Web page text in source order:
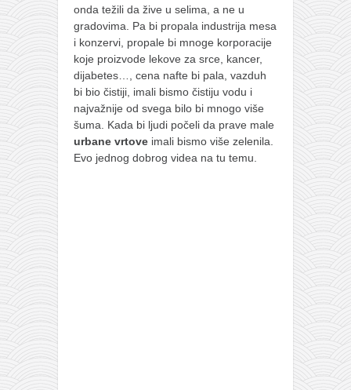
onda težili da žive u selima, a ne u
gradovima. Pa bi propala industrija mesa
i konzervi, propale bi mnoge korporacije
koje proizvode lekove za srce, kancer,
dijabetes…, cena nafte bi pala, vazduh
bi bio čistiji, imali bismo čistiju vodu i
najvažnije od svega bilo bi mnogo više
šuma. Kada bi ljudi počeli da prave male
urbane vrtove imali bismo više zelenila.
Evo jednog dobrog videa na tu temu.